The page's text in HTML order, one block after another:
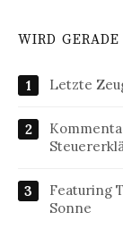
WIRD
Letzte
Featuring
Sonne